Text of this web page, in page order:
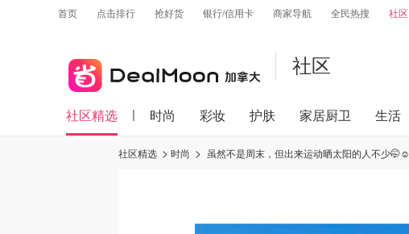
首页 点击排行 抢好货 银行/信用卡 商家导航 全民热搜 社区
社区
社区精选 时尚 彩妆 护肤 家居厨卫 生活
社区精选 时尚 虽然不是周末，但出来运动晒太阳的人不少🤭☺️